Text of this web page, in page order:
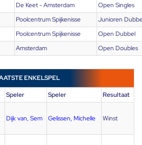
De Keet - Amsterdam
Open Singles
Poolcentrum Spijkenisse
Junioren
Poolcentrum Spijkenisse
Open Dubbel
Amsterdam Open Doubles
ENKELSPEL
Speler Speler
Resultaat
Dijk van, Sem Gelissen, Michelle Winst